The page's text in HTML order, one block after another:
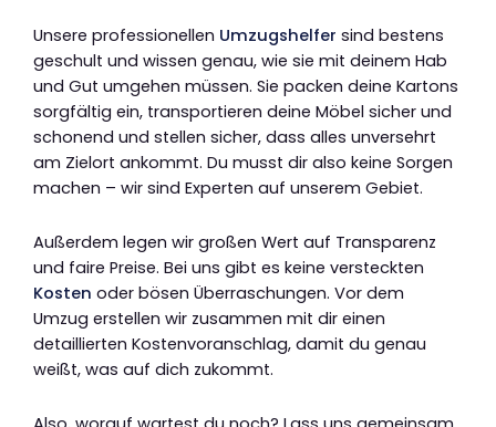
Unsere professionellen Umzugshelfer sind bestens
geschult und wissen genau, wie sie mit deinem Hab
und Gut umgehen müssen. Sie packen deine Kartons
sorgfältig ein, transportieren deine Möbel sicher und
schonend und stellen sicher, dass alles unversehrt
am Zielort ankommt. Du musst dir also keine Sorgen
machen – wir sind Experten auf unserem Gebiet.
Außerdem legen wir großen Wert auf Transparenz
und faire Preise. Bei uns gibt es keine versteckten
Kosten oder bösen Überraschungen. Vor dem
Umzug erstellen wir zusammen mit dir einen
detaillierten Kostenvoranschlag, damit du genau
weißt, was auf dich zukommt.